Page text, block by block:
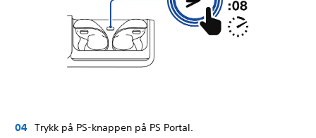
Trykk på PS-knappen på PS Portal.